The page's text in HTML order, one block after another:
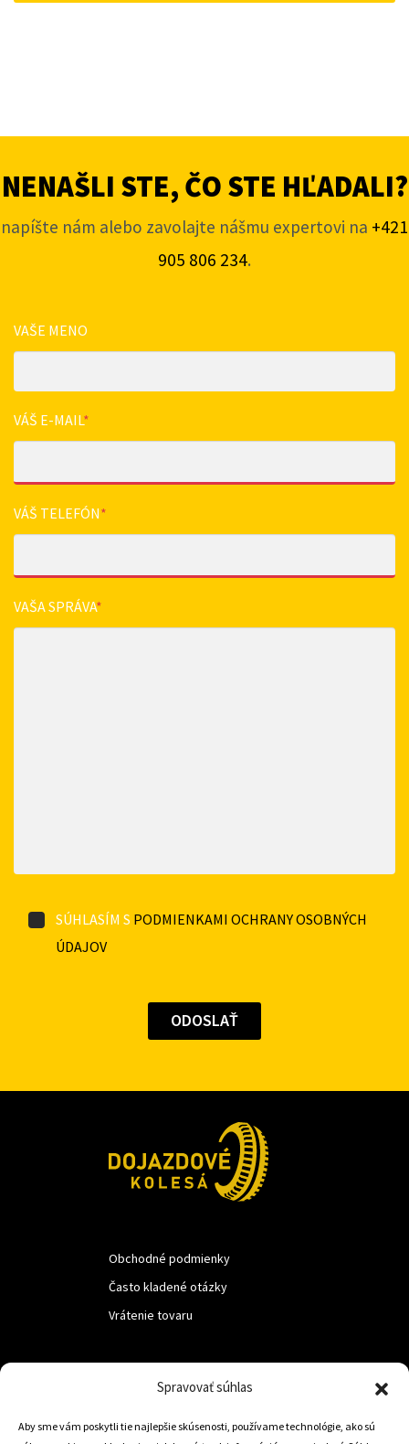
Spravovať súhlas
Aby sme vám poskytli tie najlepšie skúsenosti, používame technológie, ako sú
NENAŠLI STE, ČO STE HĽADALI?
napíšte nám alebo zavolajte nášmu expertovi na +421
905 806 234.
VAŠE MENO
VÁŠ E-MAIL*
VÁŠ TELEFÓN*
VAŠA SPRÁVA*
SÚHLASÍM S PODMIENKAMI OCHRANY OSOBNÝCH
ÚDAJOV
Obchodné podmienky
Často kladené otázky
Vrátenie tovaru
Trstená 02801